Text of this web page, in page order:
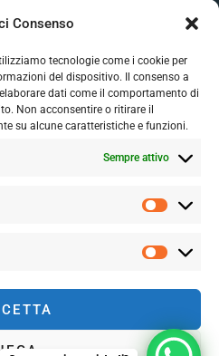
Consenso
tecnologie come i cookie per
del dispositivo. Il consenso a
dati come il comportamento di
Non acconsentire o ritirare il
su alcune caratteristiche e funzioni.
Sempre attivo
non è necessario il